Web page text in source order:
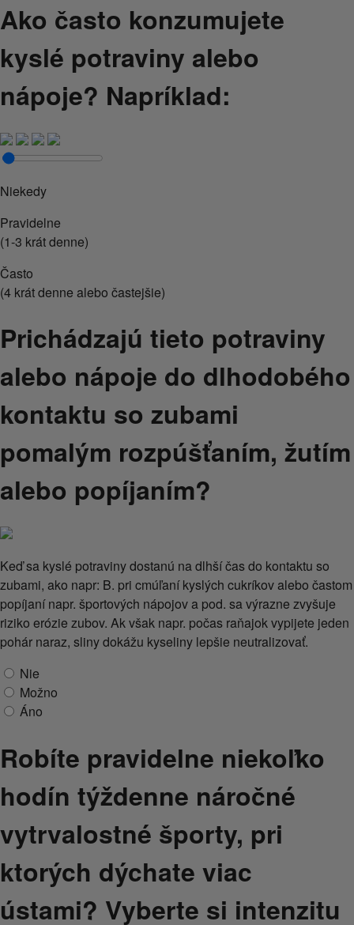
Ako často konzumujete
kyslé potraviny alebo
nápoje? Napríklad:
Niekedy
Pravidelne
(1-3 krát denne)
Často
(4 krát denne alebo častejšie)
Prichádzajú tieto potraviny
alebo nápoje do dlhodobého
kontaktu so zubami
pomalým rozpúšťaním, žutím
alebo popíjaním?
Keď sa kyslé potraviny dostanú na dlhší čas do kontaktu so
zubami, ako napr: B. pri cmúľaní kyslých cukríkov alebo častom
popíjaní napr. športových nápojov a pod. sa výrazne zvyšuje
riziko erózie zubov. Ak však napr. počas raňajok vypijete jeden
pohár naraz, sliny dokážu kyseliny lepšie neutralizovať.
Nie
Možno
Áno
Robíte pravidelne niekoľko
hodín týždenne náročné
vytrvalostné športy, pri
ktorých dýchate viac
ústami? Vyberte si intenzitu